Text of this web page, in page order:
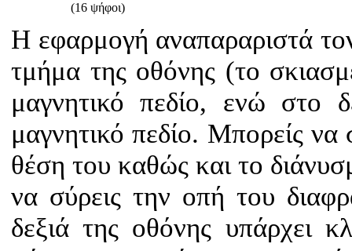
(16 ψήφοι)
Η εφαρμογή αναπαραριστά
τμήμα της οθόνης (το
μαγνητικό πεδίο, ενώ στο
μαγνητικό πεδίο. Μπορείς να
θέση του καθώς και το
να σύρεις την οπή του
δεξιά της οθόνης υπάρχει